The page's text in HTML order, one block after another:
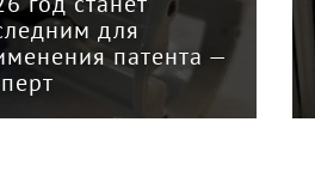
для
патента —